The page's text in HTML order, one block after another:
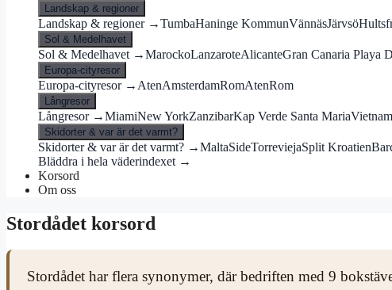
Landskap & regioner
Landskap & regioner →TumbaHaninge KommunVännäsJärvsö
Sol & Medelhavet
Sol & Medelhavet →MarockoLanzaroteAlicanteGran Canaria Playa
Europa-cityresor
Europa-cityresor → AtenAmsterdamRomAtenRom
Långresor
Långresor →MiamiNew YorkZanzibarKap Verde Santa MariaVietnam
Skidorter & var är det varmt?
Skidorter & var är det varmt? →MaltaSideTorreviejaSplit Kroatien
Bläddra i hela väderindexet →
Korsord
Om oss
Stordådet korsord
Stordådet har flera synonymer, där bedriften med 9